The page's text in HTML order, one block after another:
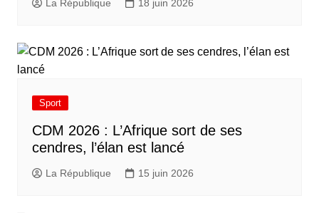
La République 18 juin 2026
Sport
CDM 2026 : L’Afrique sort de ses
cendres, l’élan est lancé
La République 15 juin 2026